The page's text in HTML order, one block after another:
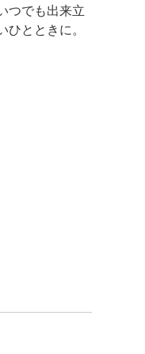
つでも出来立
とときに。